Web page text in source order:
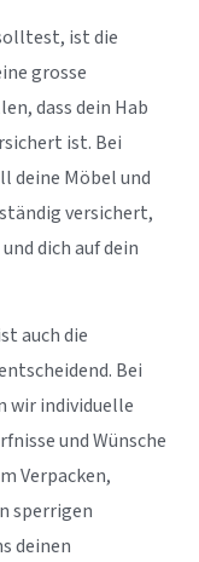
ist die
grosse
dass dein Hab
ist. Bei
deine Möbel und
versichert,
dich auf dein
auch die
Bei
wir individuelle
und Wünsche
Verpacken,
sperrigen
deinen